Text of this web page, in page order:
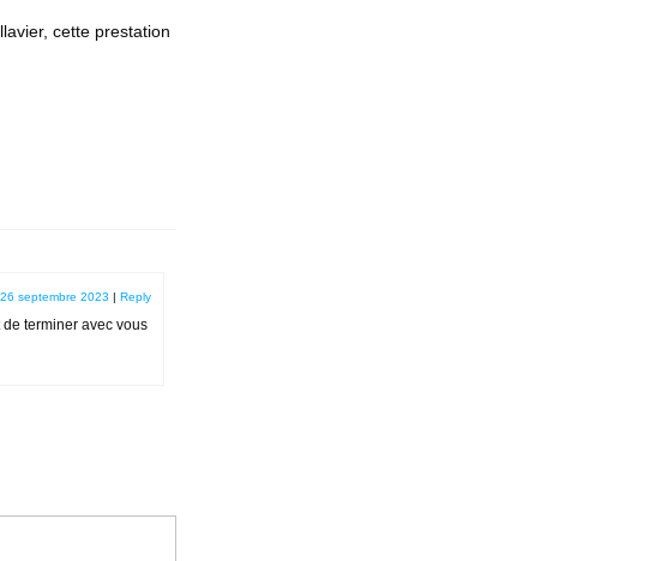
cette prestation
26 septembre 2023 | Reply
terminer avec vous